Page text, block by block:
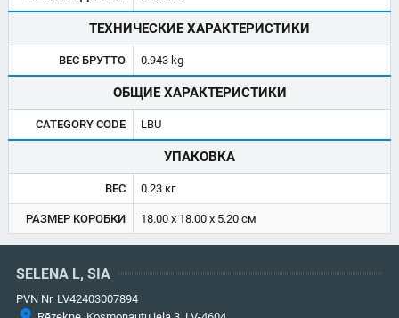
ТЕХНИЧЕСКИЕ ХАРАКТЕРИСТИКИ
ВЕС БРУТТО 0.943 kg
ОБЩИЕ ХАРАКТЕРИСТИКИ
CATEGORY CODE LBU
УПАКОВКА
ВЕС 0.23 кг
РАЗМЕР КОРОБКИ 18.00 x 18.00 x 5.20 см
SELENA L, SIA
PVN Nr. LV42403007894